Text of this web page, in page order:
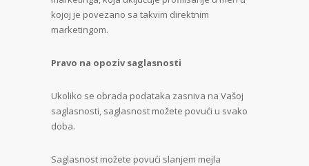
kojoj je povezano sa takvim direktnim
marketingom.
Pravo na opoziv saglasnosti
Ukoliko se obrada podataka zasniva na Vašoj
saglasnosti, saglasnost možete povući u svako
doba.
Saglasnost možete povući slanjem mejla